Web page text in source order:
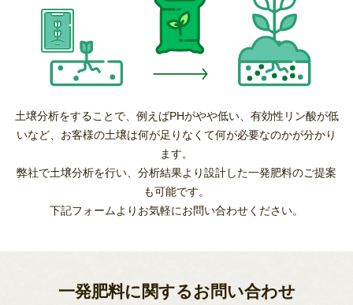
土壌分析をすることで、例えばPHがやや低い、有効性リン酸が低
いなど、 お客様の土壌は何が足りなくて何が必要なのかが分かり
ます。
弊社で土壌分析を行い、分析結果より設計した一発肥料のご提案
も可能です。
下記フォームよりお気軽にお問い合わせください。
一発肥料に関するお問い合わせ